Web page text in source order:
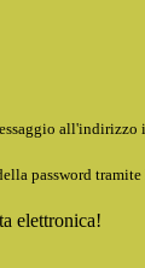
all'indirizzo
password tramite
elettronica!